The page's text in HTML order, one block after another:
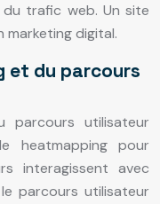
trafic web. Un site
marketing digital.
et du parcours
parcours utilisateur
heatmapping pour
interagissent avec
parcours utilisateur